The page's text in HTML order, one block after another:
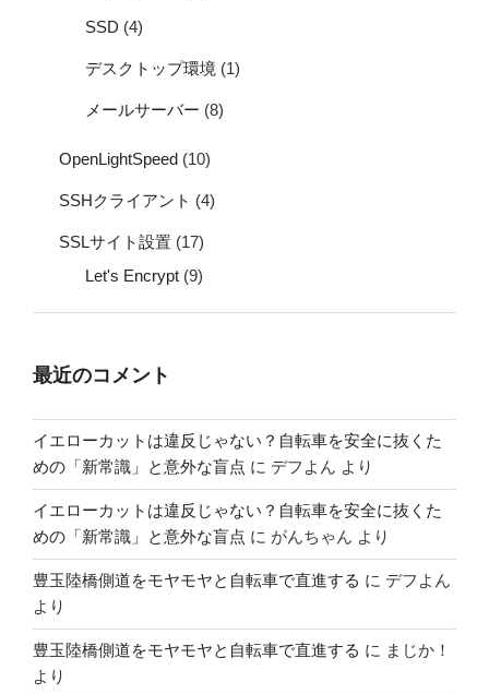
SSD (4)
デスクトップ環境 (1)
メールサーバー (8)
OpenLightSpeed (10)
SSHクライアント (4)
SSLサイト設置 (17)
Let's Encrypt (9)
最近のコメント
イエローカットは違反じゃない？自転車を安全に抜くた
めの「新常識」と意外な盲点 に デフよん より
イエローカットは違反じゃない？自転車を安全に抜くた
めの「新常識」と意外な盲点 に がんちゃん より
豊玉陸橋側道をモヤモヤと自転車で直進する に デフよん
より
豊玉陸橋側道をモヤモヤと自転車で直進する に まじか！
より